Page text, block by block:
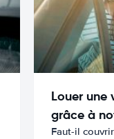
Louer
grâce à
Faut-il